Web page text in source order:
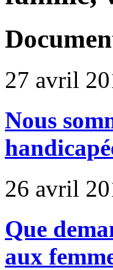
27 avril
Nous
26 avril
Que
aux